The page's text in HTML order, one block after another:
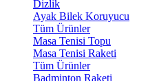
Dizlik
Ayak Bilek Koruyucu
Tüm Ürünler
Masa Tenisi Topu
Masa Tenisi Raketi
Tüm Ürünler
Badminton Raketi